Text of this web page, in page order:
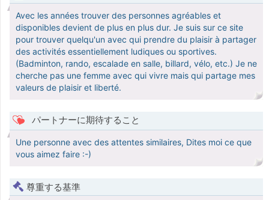
Avec les années trouver des personnes agréables et
disponibles devient de plus en plus dur. Je suis sur ce site
pour trouver quelqu'un avec qui prendre du plaisir à partager
des activités essentiellement ludiques ou sportives.
(Badminton, rando, escalade en salle, billard, vélo, etc.) Je ne
cherche pas une femme avec qui vivre mais qui partage mes
valeurs de plaisir et liberté.
パートナーに期待すること
Une personne avec des attentes similaires, Dites moi ce que
vous aimez faire :-)
尊重する基準